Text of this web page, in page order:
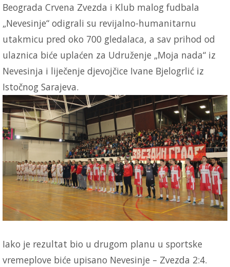
Beograda Crvena Zvezda i Klub malog fudbala
„Nevesinje“ odigrali su revijalno-humanitarnu
utakmicu pred oko 700 gledalaca, a sav prihod od
ulaznica biće uplaćen za Udruženje „Moja nada“ iz
Nevesinja i liječenje djevojčice Ivane Bjelogrlić iz
Istočnog Sarajeva.
Iako je rezultat bio u drugom planu u sportske
vremeplove biće upisano Nevesinje – Zvezda 2:4.